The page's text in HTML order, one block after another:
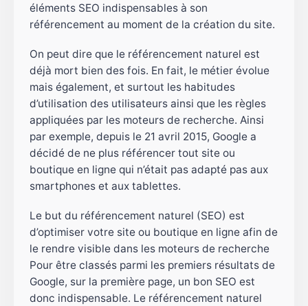
éléments SEO indispensables à son
référencement au moment de la création du site.
On peut dire que le référencement naturel est
déjà mort bien des fois. En fait, le métier évolue
mais également, et surtout les habitudes
d’utilisation des utilisateurs ainsi que les règles
appliquées par les moteurs de recherche. Ainsi
par exemple, depuis le 21 avril 2015, Google a
décidé de ne plus référencer tout site ou
boutique en ligne qui n’était pas adapté pas aux
smartphones et aux tablettes.
Le but du référencement naturel (SEO) est
d’optimiser votre site ou boutique en ligne afin de
le rendre visible dans les moteurs de recherche
Pour être classés parmi les premiers résultats de
Google, sur la première page, un bon SEO est
donc indispensable. Le référencement naturel